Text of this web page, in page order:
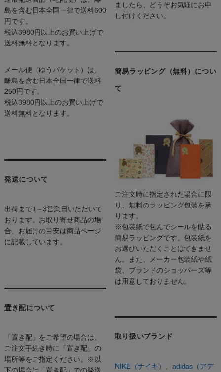
島を含む日本全国一律で送料600
円です。
税込3980円以上のお買い上げで
送料無料となります。
メール便（ゆうパケット）は、
離島を含む日本全国一律で送料
250円です。
税込3980円以上のお買い上げで
送料無料となります。
発送について
出荷まで1～3営業日いただいて
おります。お取り寄せ商品の場
合、お届けの目安は商品ページ
に記載しています。
置き配について
「置き配」をご希望の場合は、
ご注文手続き時に「置き配」の
場所等をご指定ください。※以
下の場合は「置き配」での発送
ましたら、どうぞお気軽にお申
し付けください。
簡易ラッピング（無料）につい
て
ご注文時に指定された場合に限
り、無料のラッピング包装を承
ります。
※包装紙で包んでシールを貼る
簡易ラッピングです。包装紙を
お選びいただくことはできませ
ん。また、メーカー包装紙や紙
袋、ブランドのショッパーズ等
は用意しておりません。
取り扱いブランド
NIKE（ナイキ）
adidas（アデ